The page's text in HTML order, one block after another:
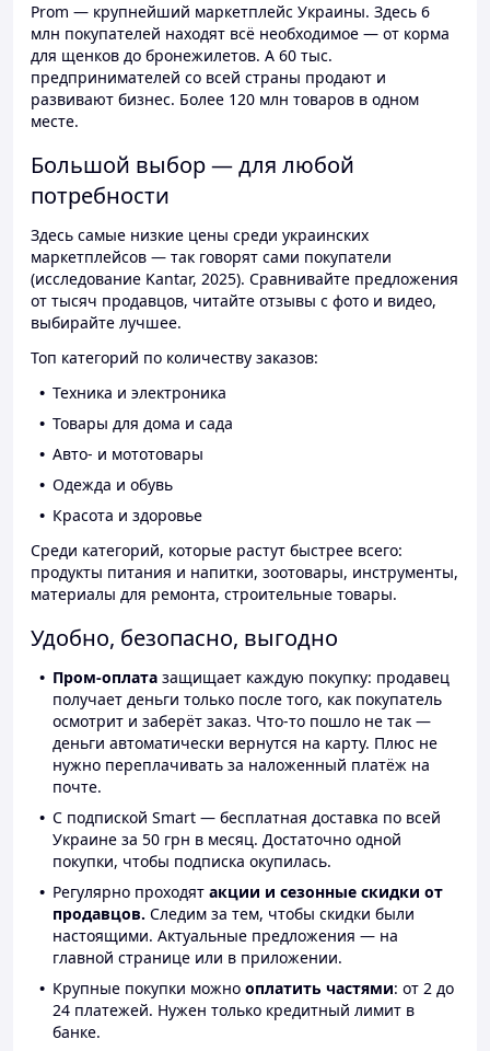
Prom — крупнейший маркетплейс Украины. Здесь 6
млн покупателей находят всё необходимое — от корма
для щенков до бронежилетов. А 60 тыс.
предпринимателей со всей страны продают и
развивают бизнес. Более 120 млн товаров в одном
месте.
Большой выбор — для любой
потребности
Здесь самые низкие цены среди украинских
маркетплейсов — так говорят сами покупатели
(исследование Kantar, 2025). Сравнивайте предложения
от тысяч продавцов, читайте отзывы с фото и видео,
выбирайте лучшее.
Топ категорий по количеству заказов:
Техника и электроника
Товары для дома и сада
Авто- и мототовары
Одежда и обувь
Красота и здоровье
Среди категорий, которые растут быстрее всего:
продукты питания и напитки, зоотовары, инструменты,
материалы для ремонта, строительные товары.
Удобно, безопасно, выгодно
Пром-оплата защищает каждую покупку: продавец
получает деньги только после того, как покупатель
осмотрит и заберёт заказ. Что-то пошло не так —
деньги автоматически вернутся на карту. Плюс не
нужно переплачивать за наложенный платёж на
почте.
С подпиской Smart — бесплатная доставка по всей
Украине за 50 грн в месяц. Достаточно одной
покупки, чтобы подписка окупилась.
Регулярно проходят акции и сезонные скидки от
продавцов. Следим за тем, чтобы скидки были
настоящими. Актуальные предложения — на
главной странице или в приложении.
Крупные покупки можно оплатить частями: от 2 до
24 платежей. Нужен только кредитный лимит в
банке.